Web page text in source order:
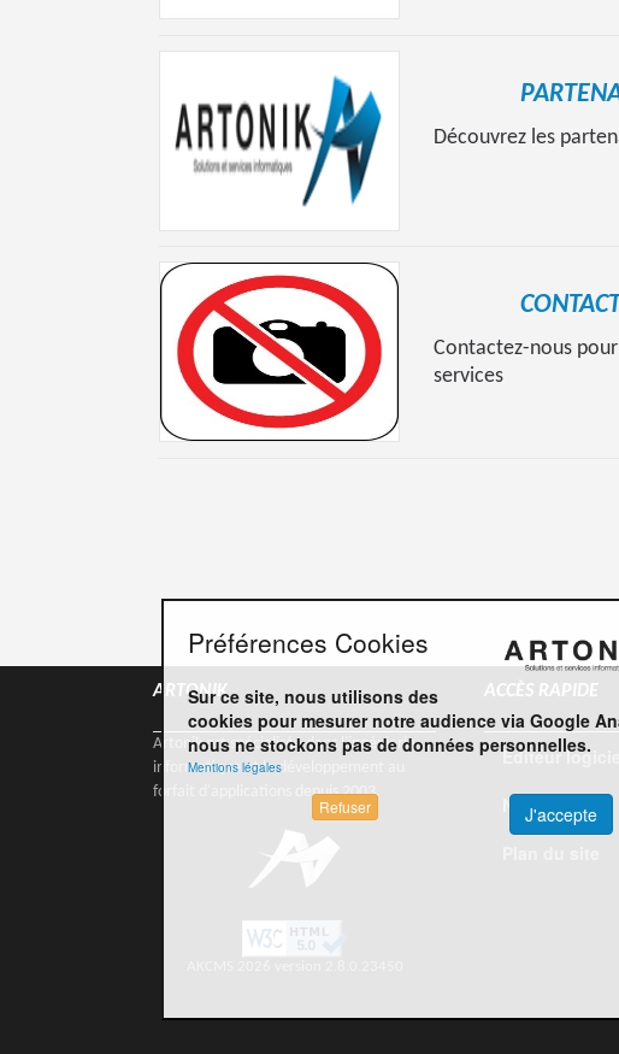
Découvrez les
Contactez-nous
services
ARTONIK
Artonik est spécialisée dans l'ingénierie
informatique et le développement au
forfait d'applications depuis 2003.
ACCÈS RAPIDE
Editeur logiciel
Nous
Préférences Cookies
Sur ce site, nous utilisons des
cookies pour mesurer notre audience via Google
nous ne stockons pas de données personnelles.
Mentions légales
J'accepte
Refuser